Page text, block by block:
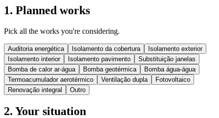
1. Planned works
Pick all the works you're considering.
Auditoria energética Isolamento da cobertura
Isolamento exterior
Isolamento interior
Isolamento pavimento
Substituição janelas
Bomba de calor ar-água
Bomba geotérmica
Bomba água-água
Termoacumulador aerotérmico
Ventilação dupla
Fotovoltaico
Renovação integral
Outro
2. Your situation